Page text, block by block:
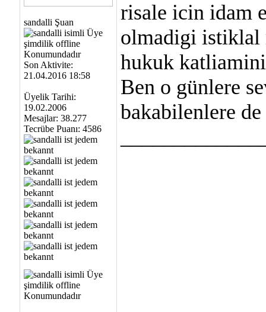
sandalli Şuan
Son Aktivite:
21.04.2016 18:58
Üyelik Tarihi:
19.02.2006
Mesajlar: 38.277
Tecrübe Puanı: 4586
risale icin idam
olmadigi istiklal
hukuk
Ben o günlere
bakabilenlere